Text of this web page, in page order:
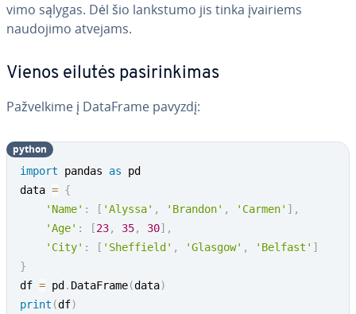
vi­mo sąlygas. Dėl šio lankstumo jis tinka įvairiems
naudojimo atvejams.
Vienos eilutės pa­si­rin­ki­mas
Pa­žvel­ki­me į DataFrame pavyzdį:
import pandas as pd
data = {
'Name' : [ 'Alyssa' , 'Brandon' , 'Carmen' ] ,
'Age' : [23, 35, 30] ,
'City' : [ 'Sheffield' , 'Glasgow' , 'Belfast' ]
}
df = pd . DataFrame(data)
print (df)
python